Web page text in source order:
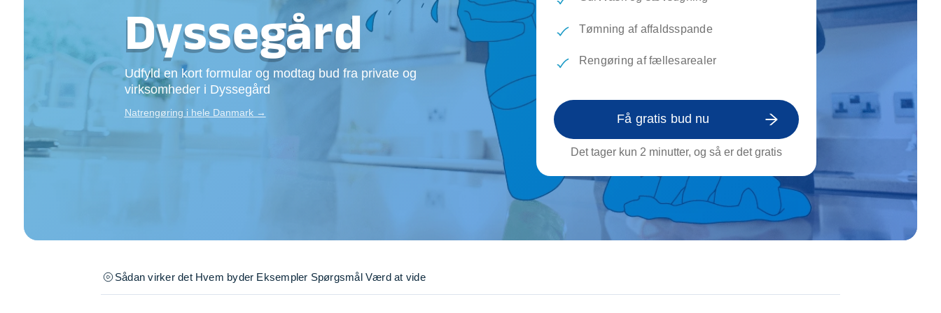
Rengøring
Tømrer
Træfældning
Transport af genstande
Tunge løft
TV installation og opsætning
Underholdning
Vinduespudsning VVS
Se alle...
Dyssegård
Udfyld en kort formular og modtag bud fra private og
virksomheder i Dyssegård
Natrengøring i hele Danmark →
Tømning af affaldsspande
Rengøring af fællesarealer
Få gratis bud nu
Det tager kun 2 minutter, og så er det gratis
Sådan virker det Hvem byder Eksempler Spørgsmål Værd at vide